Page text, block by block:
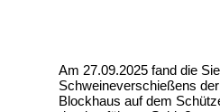
Am 27.09.2025 fand die
Schweineverschießens
Blockhaus auf dem